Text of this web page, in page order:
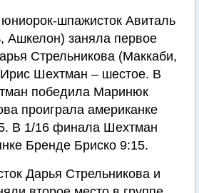
шпажисток Авиталь
Ашкелон) заняла первое
Стрельникова (Маккаби,
Шехтман – шестое. В
победила Маринюк
проиграла американке
В 1/16 финала Шехтман
Бренде Бриско 9:15.
Дарья Стрельникова и